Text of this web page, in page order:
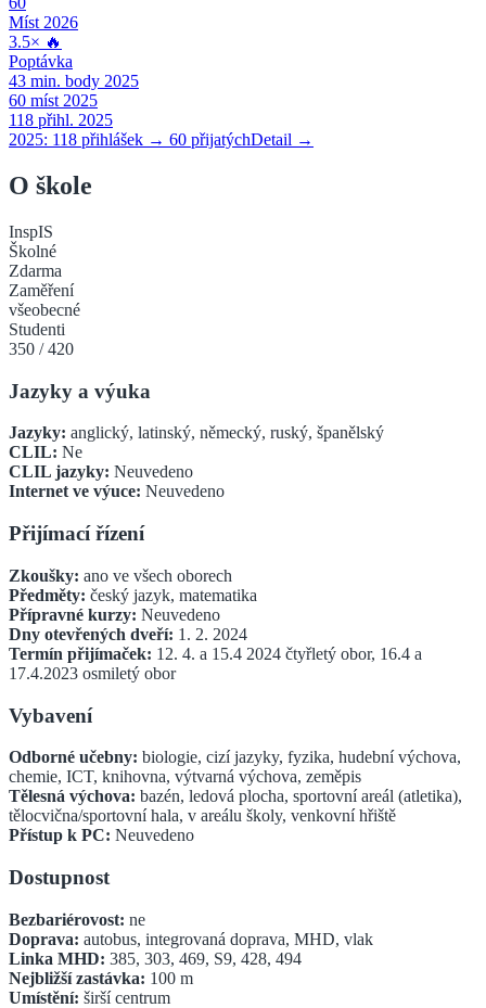
Míst 2026
3.5× 🔥
Poptávka
43 min. body 2025
60 míst 2025
118 přihl. 2025
2025: 118 přihlášek → 60 přijatýchDetail →
O škole
InspIS
Školné
Zdarma
Zaměření
všeobecné
Studenti
350 /420
Jazyky a výuka
Jazyky: anglický, latinský, německý, ruský, španělský
CLIL: Ne
CLIL jazyky: Neuvedeno
Internet ve výuce: Neuvedeno
Přijímací řízení
Zkoušky: ano ve všech oborech
Předměty: český jazyk, matematika
Přípravné kurzy: Neuvedeno
Dny otevřených dveří: 1. 2. 2024
Termín přijímaček: 12. 4. a 15.4 2024 čtyřletý obor, 16.4 a
17.4.2023 osmiletý obor
Vybavení
Odborné učebny: biologie, cizí jazyky, fyzika, hudební výchova,
chemie, ICT, knihovna, výtvarná výchova, zeměpis
Tělesná výchova: bazén, ledová plocha, sportovní areál (atletika),
tělocvična/sportovní hala, v areálu školy, venkovní hřiště
Přístup k PC: Neuvedeno
Dostupnost
Bezbariérovost: ne
Doprava: autobus, integrovaná doprava, MHD, vlak
Linka MHD: 385, 303, 469, S9, 428, 494
Nejbližší zastávka: 100 m
Umístění: širší centrum